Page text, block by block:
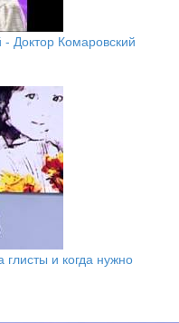
Доктор Комаровский
глисты и когда нужно